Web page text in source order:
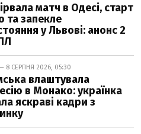
матч в Одесі, старт
та запекле
у Львові: анонс 2
8 СЕРПНЯ 2026, 05:30
влаштувала
в Монако: українка
яскраві кадри з